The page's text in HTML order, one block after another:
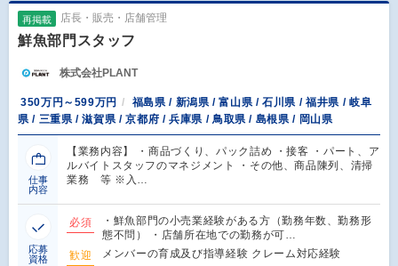
再掲載 店長・販売・店舗管理
鮮魚部門スタッフ
株式会社PLANT
350万円～599万円
福島県 / 新潟県 / 富山県 / 石川県 / 福井県 / 岐阜
県 / 三重県 / 滋賀県 / 京都府 / 兵庫県 / 鳥取県 / 島根県 / 岡山県
仕事
内容
【業務内容】 ・商品づくり、パック詰め ・接客 ・パート、ア
ルバイトスタッフのマネジメント ・その他、商品陳列、清掃
業務 等 ※入…
応募
資格
必須
・鮮魚部門の小売業経験がある方（勤務年数、勤務形
態不問） ・店舗所在地での勤務が可…
歓迎
メンバーの育成及び指導経験 クレーム対応経験